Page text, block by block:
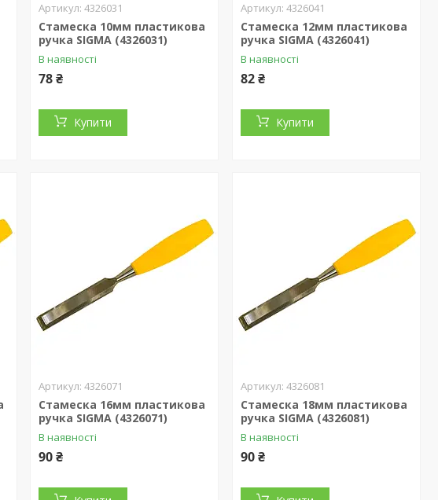
4326031
Стамеска 10мм пластикова
ручка SIGMA (4326031)
В наявності
78 ₴
Купити
4326041
Стамеска 12мм пластикова
ручка SIGMA (4326041)
В наявності
82 ₴
Купити
4326071
Стамеска 16мм пластикова
ручка SIGMA (4326071)
В наявності
90 ₴
4326081
Стамеска 18мм пластикова
ручка SIGMA (4326081)
В наявності
90 ₴